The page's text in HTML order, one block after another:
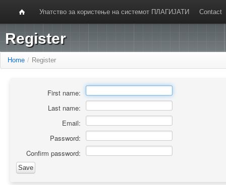
Упатство за користење на системот ПЛАГИЈАТИ Contact
Register
Home / Register
First name:
Last name:
Email:
Password:
Confirm password: